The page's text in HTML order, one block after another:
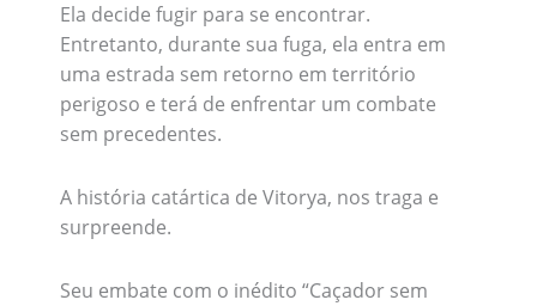
Ela decide fugir para se encontrar.
Entretanto, durante sua fuga, ela entra em
uma estrada sem retorno em território
perigoso e terá de enfrentar um combate
sem precedentes.
A história catártica de Vitorya, nos traga e
surpreende.
Seu embate com o inédito “Caçador sem